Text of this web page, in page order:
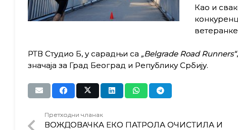
Као и
РТВ Студио Б, у сарадњи са „Bеlgrade Road Runners“
значаја за Град Београд и Републику Србију.
Претходни чланак
ВОЖДОВАЧКА ЕКО ПАТРОЛА ОЧИСТИЛА И